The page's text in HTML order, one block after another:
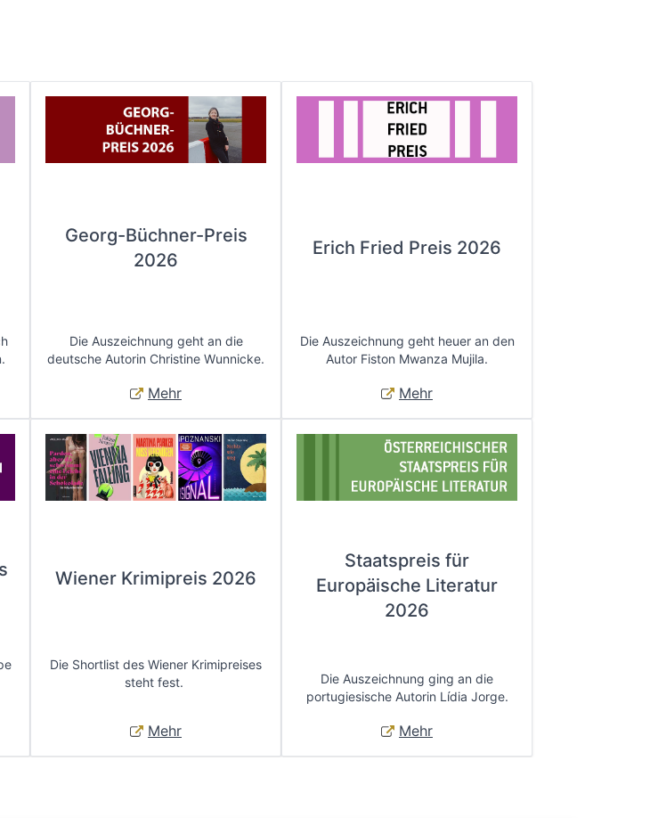
Georg-Büchner-Preis
2026
Die Auszeichnung geht an die
deutsche Autorin Christine Wunnicke.
Mehr
Erich Fried Preis 2026
Die Auszeichnung geht heuer an den
Autor Fiston Mwanza Mujila.
Mehr
Wiener Krimipreis 2026
Die Shortlist des Wiener Krimipreises
steht fest.
Mehr
Staatspreis für
Europäische Literatur
2026
Die Auszeichnung ging an die
portugiesische Autorin Lídia Jorge.
Mehr